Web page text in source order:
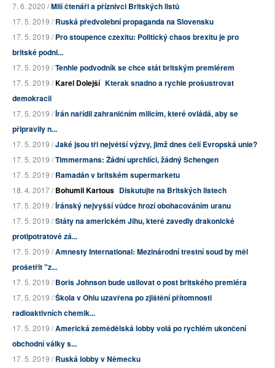
7. 6. 2020 /Milí čtenáři a příznivci Britských listů
17. 5. 2019 /Ruská předvolební propaganda na Slovensku
17. 5. 2019 /Pro stoupence czexitu: Politický chaos brexitu je pro
britské podni...
17. 5. 2019 /Tenhle podvodník se chce stát britským premiérem
17. 5. 2019 /Karel Dolejší Kterak snadno a rychle prošustrovat
demokracii
17. 5. 2019 /Írán nařídil zahraničním milicím, které ovládá, aby se
připravily n...
17. 5. 2019 /Jaké jsou tři největší výzvy, jimž dnes čelí Evropská unie?
17. 5. 2019 /Timmermans: Žádní uprchlíci, žádný Schengen
17. 5. 2019 /Ramadán v britském supermarketu
18. 4. 2017 /Bohumil Kartous Diskutujte na Britských listech
17. 5. 2019 /Íránský nejvyšší vůdce hrozí obohacováním uranu
17. 5. 2019 /Státy na americkém Jihu, které zavedly drakonické
protipotratové zá...
17. 5. 2019 /Amnesty International: Mezinárodní trestní soud by měl
prošetřit "z...
17. 5. 2019 /Boris Johnson bude usilovat o post britského premiéra
17. 5. 2019 /Škola v Ohiu uzavřena po zjištění přítomnosti
radioaktivních chemik...
17. 5. 2019 /Americká zemědělská lobby volá po rychlém ukončení
obchodní války s...
17. 5. 2019 /Ruská lobby v Německu